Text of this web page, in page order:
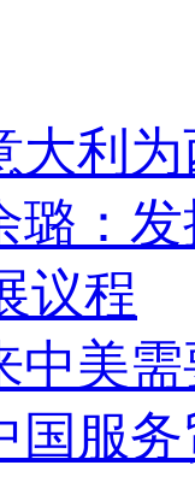
大利
璐：
议程
中美
国服